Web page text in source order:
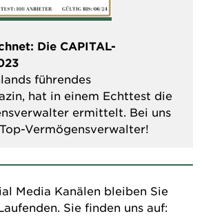
Die CAPITAL-
führendes
hat in einem Echttest die
ermittelt. Bei uns
Vermögensverwalter!
Media Kanälen bleiben Sie
Sie finden uns auf: